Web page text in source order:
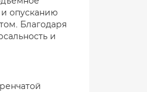
опусканию
Благодаря
и